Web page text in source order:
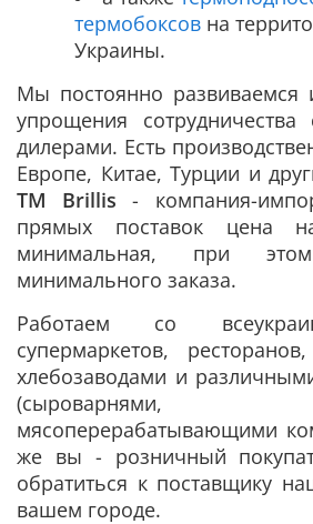
термобоксов на
Украины.
Мы постоянно
упрощения
дилерами. Есть
Европе, Китае, Турции и
ТМ Brillis - компания-
прямых поставок цена
минимальная, при
минимального заказа.
Работаем со
супермаркетов,
хлебозаводами и
(сыроварнями,
мясоперерабатывающими
же вы - розничный
обратиться к поставщику
вашем городе.